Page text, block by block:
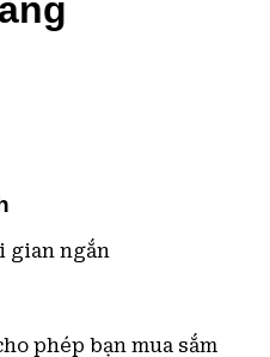
gian ngắn
phép bạn mua sắm